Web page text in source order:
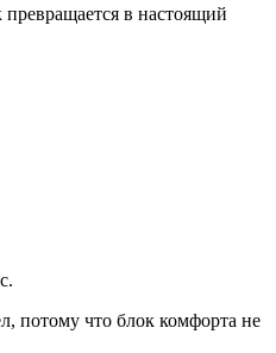
в настоящий
потому что блок комфорта не